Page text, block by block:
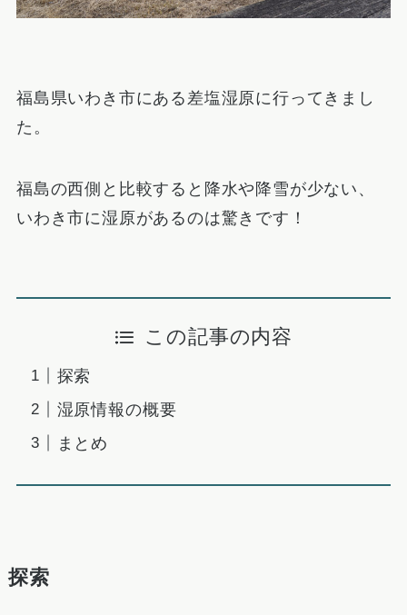
福島県いわき市にある差塩湿原に行ってきまし
た。
福島の西側と比較すると降水や降雪が少ない、
いわき市に湿原があるのは驚きです！
この記事の内容
探索
湿原情報の概要
まとめ
探索